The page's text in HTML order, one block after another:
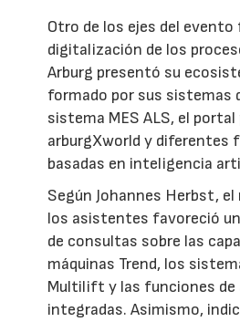
Otro de los ejes del evento
digitalización de los
Arburg presentó su
formado por sus sistemas
sistema MES ALS, el
arburgXworld y diferentes
basadas en inteligencia
Según Johannes Herbst,
los asistentes favoreció
de consultas sobre las
máquinas Trend, los
Multilift y las funciones de
integradas. Asimismo,